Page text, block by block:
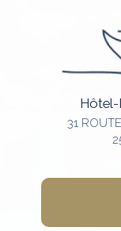
Hôtel-
31